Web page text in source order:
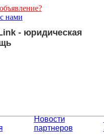
нами
- юридическая
Новости
партнеров